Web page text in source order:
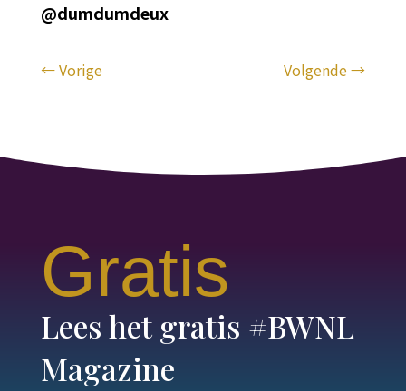
@dumdumdeux
←Vorige Volgende→
Gratis
Lees het gratis #BWNL
Magazine